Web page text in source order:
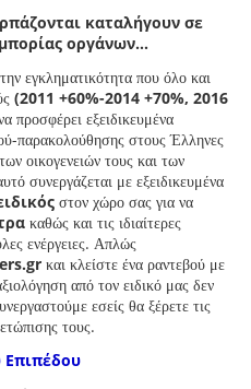
καταλήγουν σε
οργάνων...
εγκληματικότητα που όλο και
(2011 +60%-2014 +70%, 2016
προσφέρει εξειδικευμένα
παρακολούθησης στους Έλληνες
οικογενειών τους και των
συνεργάζεται με εξειδικευμένα
στον χώρο σας για να
καθώς και τις ιδιαίτερες
ενέργειες. Απλώς
και κλείστε ένα ραντεβού με
από τον ειδικό μας δεν
εσείς θα ξέρετε τις
τους.